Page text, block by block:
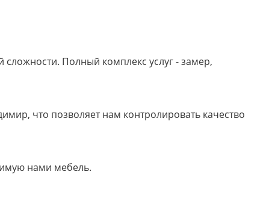
Полный комплекс услуг - замер,
что позволяет нам контролировать качество
нами мебель.